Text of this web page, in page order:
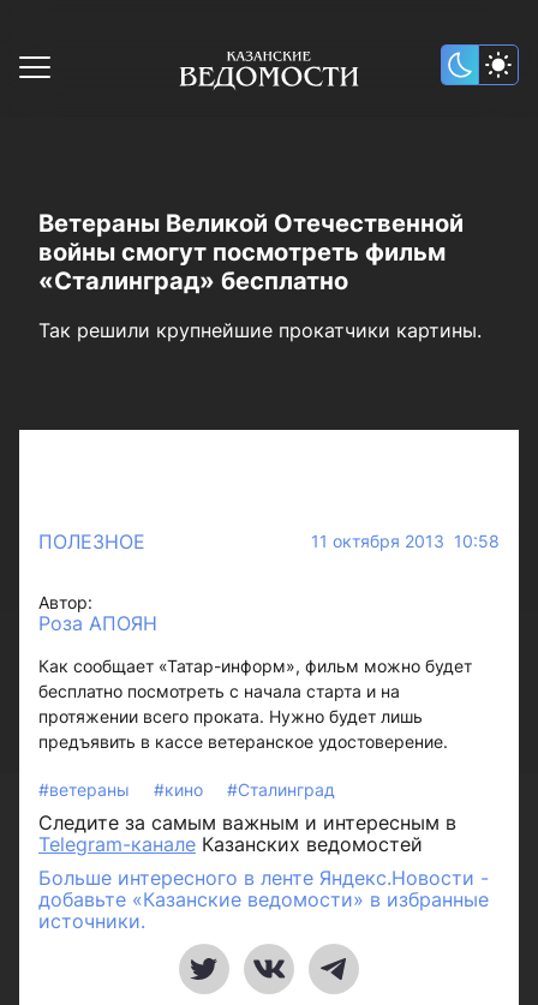
Ветераны Великой Отечественной
войны смогут посмотреть фильм
«Сталинград» бесплатно
Так решили крупнейшие прокатчики картины.
ПОЛЕЗНОЕ 11 октября 2013 10:58
Автор:
Роза АПОЯН
Как сообщает «Татар-информ», фильм можно будет
бесплатно посмотреть с начала старта и на
протяжении всего проката. Нужно будет лишь
предъявить в кассе ветеранское удостоверение.
#ветераны #кино #Сталинград
Следите за самым важным и интересным в
Telegram-канале Казанских ведомостей
Больше интересного в ленте Яндекс.Новости -
добавьте «Казанские ведомости» в избранные
источники.